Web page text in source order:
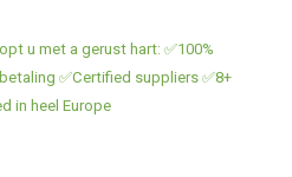
u met a gerust hart: ✅100%
✅Certified suppliers ✅8+
in heel Europe